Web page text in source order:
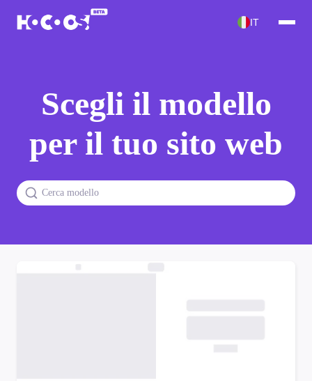
IT
Scegli il modello
per il tuo sito web